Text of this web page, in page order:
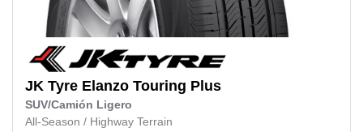
JK Tyre Elanzo Touring Plus
SUV/Camión Ligero
All-Season / Highway Terrain